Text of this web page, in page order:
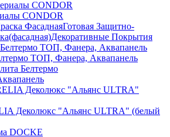
CONDOR
ФасаднаяГотовая Защитно-
Декоративные Покрытия
ТОП, Фанера, Аквапанель
Белтермо
Деколюкс "Альянс ULTRA" (белый